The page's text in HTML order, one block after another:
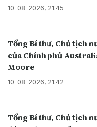
10-08-2026, 21:45
Tổng Bí thư, Chủ tịch
của Chính phủ
Moore
10-08-2026, 21:42
Tổng Bí thư, Chủ tịch